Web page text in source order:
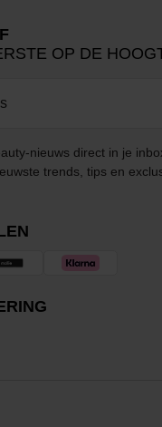
OP DE
nieuws direct in je
trends, tips en